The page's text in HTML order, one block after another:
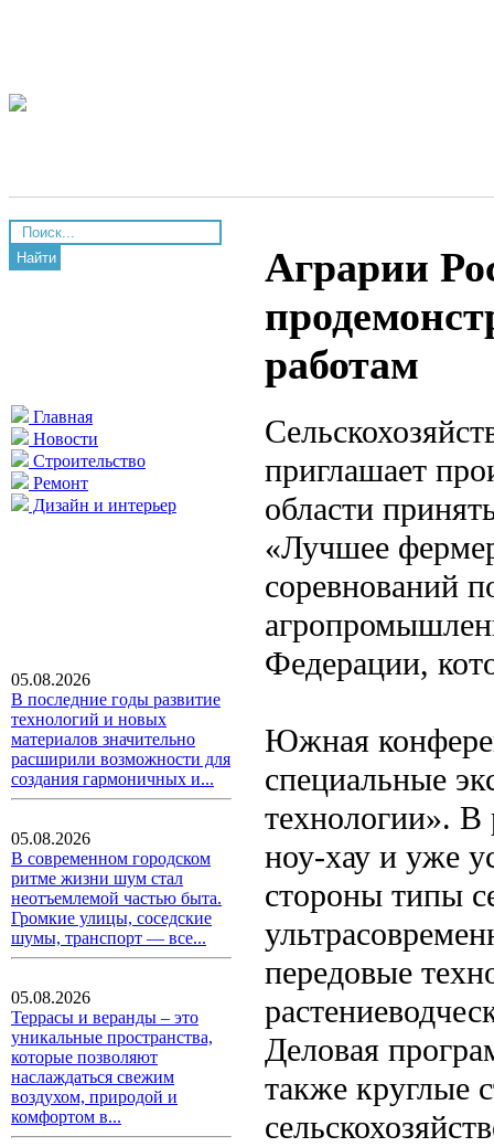
Найти
Главная
Новости
Строительство
Ремонт
Дизайн и интерьер
05.08.2026
В последние годы развитие
технологий и новых
материалов значительно
расширили возможности для
создания гармоничных и...
05.08.2026
В современном городском
ритме жизни шум стал
неотъемлемой частью быта.
Громкие улицы, соседские
шумы, транспорт — все...
05.08.2026
Террасы и веранды – это
уникальные пространства,
которые позволяют
наслаждаться свежим
воздухом, природой и
комфортом в...
Аграрии
работам
приглашает
области
«Лучшее
соревнований
Федерации,
Южная
специальные
технологии».
ноу-хау и уже
стороны типы
передовые
Деловая
также круглые